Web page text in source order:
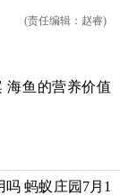
(责任编辑：赵睿)
海鱼的营养价值
蚂蚁庄园7月1